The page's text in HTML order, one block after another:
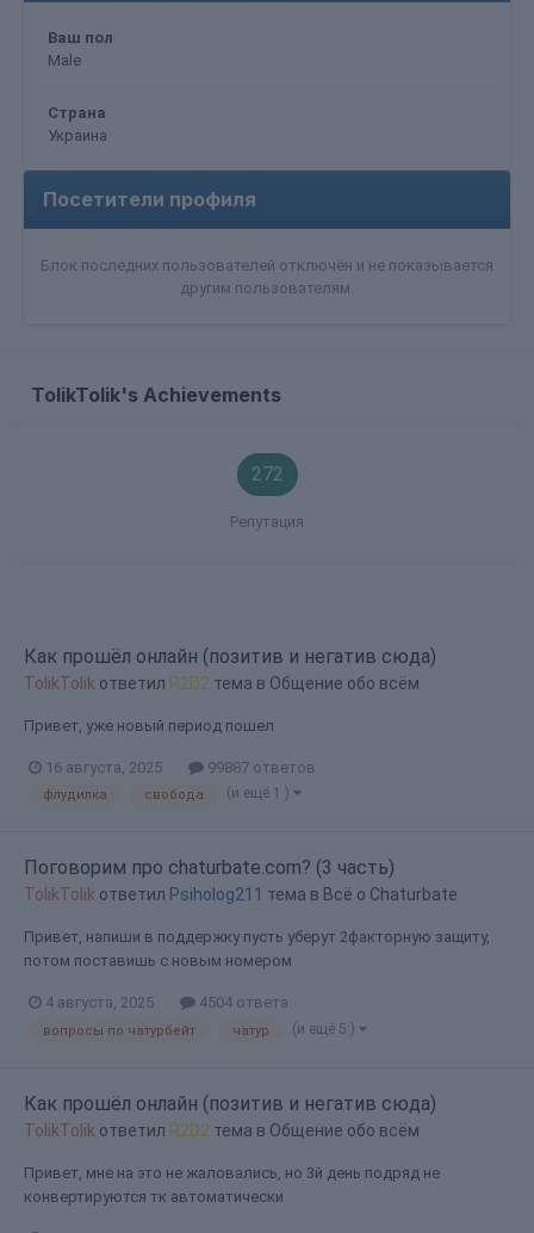
Ваш пол
Male
Страна
Украина
Посетители профиля
Блок последних пользователей отключён и не показывается
другим пользователям.
TolikTolik's Achievements
272
Репутация
Как прошёл онлайн (позитив и негатив сюда)
TolikTolik ответил R2D2 тема в Общение обо всём
Привет, уже новый период пошел
16 августа, 2025 99887 ответов
флудилка свобода (и ещё 1 )
Поговорим про chaturbate.com? (3 часть)
TolikTolik ответил Psiholog211 тема в Всё о Chaturbate
Привет, напиши в поддержку пусть уберут 2факторную защиту,
потом поставишь с новым номером
4 августа, 2025 4504 ответа
вопросы по чатурбейт чатур (и ещё 5 )
Как прошёл онлайн (позитив и негатив сюда)
TolikTolik ответил R2D2 тема в Общение обо всём
Привет, мне на это не жаловались, но 3й день подряд не
конвертируются тк автоматически